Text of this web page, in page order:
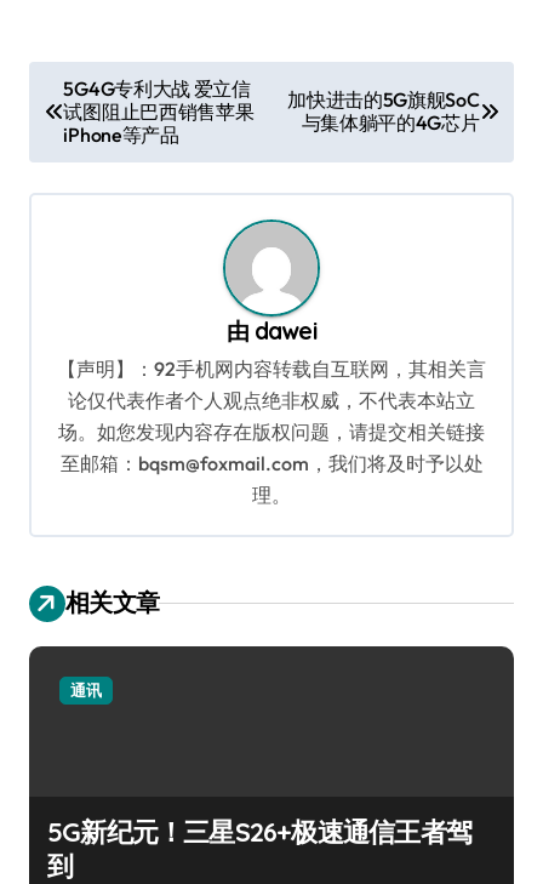
章
导
航
5G4G专利大战 爱立信
试图阻止巴西销售苹果
iPhone等产品
加快进击的5G旗舰SoC
与集体躺平的4G芯片
由 dawei
【声明】：92手机网内容转载自互联网，其相关言
论仅代表作者个人观点绝非权威，不代表本站立
场。如您发现内容存在版权问题，请提交相关链接
至邮箱：bqsm@foxmail.com，我们将及时予以处
理。
相关文章
通讯
5G新纪元！三星S26+极速通信王者驾
到